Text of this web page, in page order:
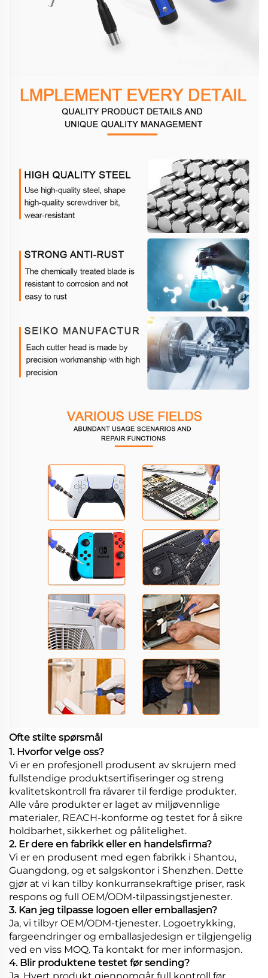
Ofte stilte spørsmål
1. Hvorfor velge oss?
Vi er en profesjonell produsent av skrujern med
fullstendige produktsertifiseringer og streng
kvalitetskontroll fra råvarer til ferdige produkter.
Alle våre produkter er laget av miljøvennlige
materialer, REACH-konforme og testet for å sikre
holdbarhet, sikkerhet og pålitelighet.
2. Er dere en fabrikk eller en handelsfirma?
Vi er en produsent med egen fabrikk i Shantou,
Guangdong, og et salgskontor i Shenzhen. Dette
gjør at vi kan tilby konkurransekraftige priser, rask
respons og full OEM/ODM-tilpassingstjenester.
3. Kan jeg tilpasse logoen eller emballasjen?
Ja, vi tilbyr OEM/ODM-tjenester. Logoetrykking,
fargeendringer og emballasjedesign er tilgjengelig
ved en viss MOQ. Ta kontakt for mer informasjon.
4. Blir produktene testet før sending?